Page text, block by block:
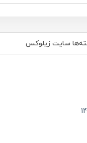
سایت زیلوکس